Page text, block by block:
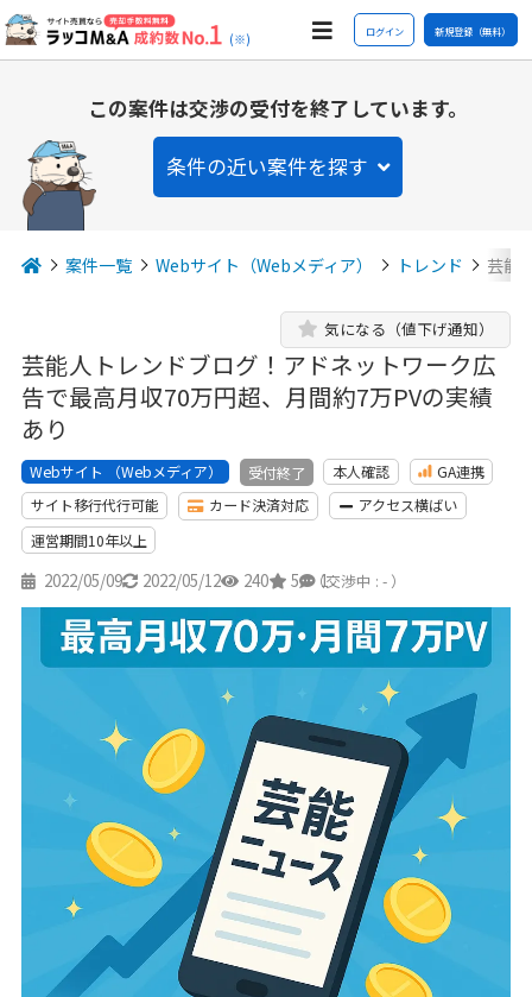
(※) ログイン 新規登録（無料）
この案件は交渉の受付を終了しています。
条件の近い案件を探す
案件一覧 Webサイト（Webメディア） トレンド 芸能
芸能人トレンドブログ！アドネットワーク広
告で最高月収70万円超、月間約7万PVの実績
あり
気になる（値下げ通知）
Webサイト （Webメディア） 受付終了 本人確認
GA連携
サイト移行代行可能
カード決済対応
アクセス横ばい
運営期間10年以上
2022/05/09 2022/05/12 240 5 1
（交渉中 : - ）